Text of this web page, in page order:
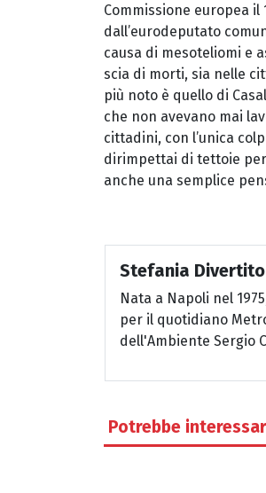
Commissione europea
dall’eurodeputato
causa di mesoteliomi e
scia di morti, sia nelle
più noto è quello di
che non avevano mai
cittadini, con l’unica
dirimpettai di tettoie
anche una semplice
Stefania Divertito
Nata a Napoli nel
per il quotidiano
dell'Ambiente Sergio
Potrebbe